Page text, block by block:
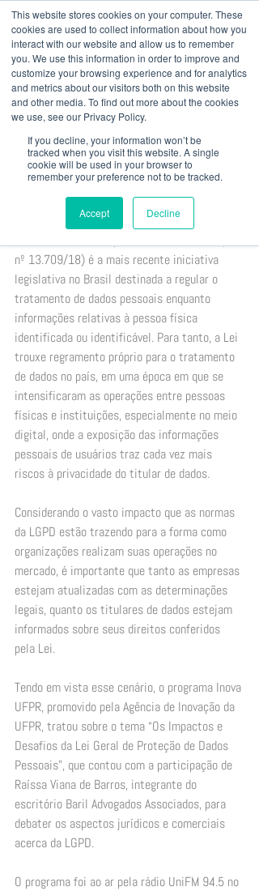
This website stores cookies on your computer. These
cookies are used to collect information about how you
interact with our website and allow us to remember
you. We use this information in order to improve and
customize your browsing experience and for analytics
and metrics about our visitors both on this website
and other media. To find out more about the cookies
we use, see our Privacy Policy.
If you decline, your information won’t be
tracked when you visit this website. A single
cookie will be used in your browser to
remember your preference not to be tracked.
Accept Decline
+ 55 413022 8333|baril@bariladvogados.com.br
Post
Entrevista sobre os impactos e
desafios da LGPD
administrativo988
17 de dez. de 2020
nº 13.709/18) é a mais recente iniciativa
legislativa no Brasil destinada a regular o
tratamento de dados pessoais enquanto
informações relativas à pessoa física
identificada ou identificável. Para tanto, a Lei
trouxe regramento próprio para o tratamento
de dados no país, em uma época em que se
intensificaram as operações entre pessoas
físicas e instituições, especialmente no meio
digital, onde a exposição das informações
pessoais de usuários traz cada vez mais
riscos à privacidade do titular de dados.
Considerando o vasto impacto que as normas
da LGPD estão trazendo para a forma como
organizações realizam suas operações no
mercado, é importante que tanto as empresas
estejam atualizadas com as determinações
legais, quanto os titulares de dados estejam
informados sobre seus direitos conferidos
pela Lei.
Tendo em vista esse cenário, o programa Inova
UFPR, promovido pela Agência de Inovação da
UFPR, tratou sobre o tema “Os Impactos e
Desafios da Lei Geral de Proteção de Dados
Pessoais”, que contou com a participação de
Raíssa Viana de Barros, integrante do
escritório Baril Advogados Associados, para
debater os aspectos jurídicos e comerciais
acerca da LGPD.
O programa foi ao ar pela rádio UniFM 94.5 no